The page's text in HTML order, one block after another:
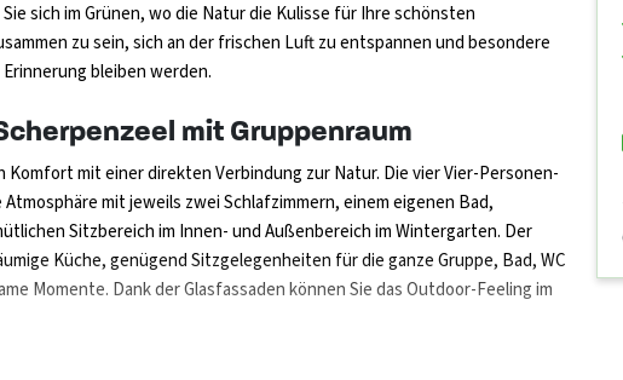
sich im Grünen, wo die Natur die Kulisse für Ihre schönsten
zu sein, sich an der frischen Luft zu entspannen und besondere
bleiben werden.
mit Gruppenraum
mit einer direkten Verbindung zur Natur. Die vier Vier-Personen-
mit jeweils zwei Schlafzimmern, einem eigenen Bad,
Sitzbereich im Innen- und Außenbereich im Wintergarten. Der
Küche, genügend Sitzgelegenheiten für die ganze Gruppe, Bad, WC
Momente. Dank der Glasfassaden können Sie das Outdoor-Feeling im